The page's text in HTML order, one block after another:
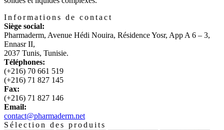
Informations de contact
Siège social:
Pharmaderm, Avenue Hédi Nouira, Résidence Yosr, App A 6 – 3,
Ennasr II,
2037 Tunis, Tunisie.
Téléphones:
(+216) 70 661 519
(+216) 71 827 145
Fax:
(+216) 71 827 146
Email:
contact@pharmaderm.net
Sélection des produits